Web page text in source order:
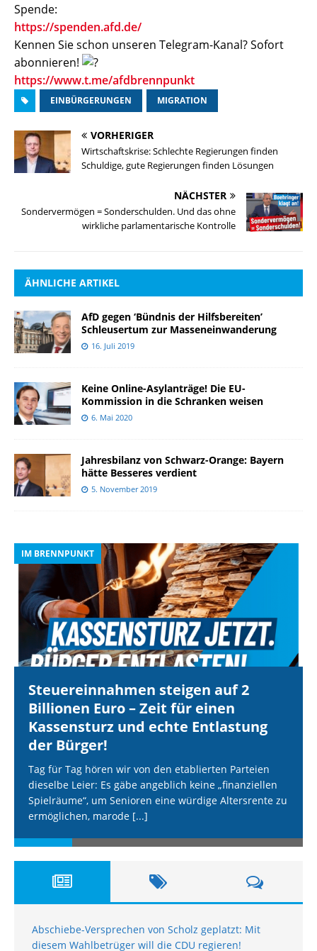
Spende:
https://spenden.afd.de/
Kennen Sie schon unseren Telegram-Kanal? Sofort
abonnieren!
https://www.t.me/afdbrennpunkt
EINBÜRGERUNGEN MIGRATION
VORHERIGER
Wirtschaftskrise: Schlechte Regierungen finden
Schuldige, gute Regierungen finden Lösungen
NÄCHSTER
Sondervermögen = Sonderschulden. Und das ohne
wirkliche parlamentarische Kontrolle
ÄHNLICHE ARTIKEL
AfD gegen ‘Bündnis der Hilfsbereiten’
Schleusertum zur Masseneinwanderung
16. Juli 2019
Keine Online-Asylanträge! Die EU-
Kommission in die Schranken weisen
6. Mai 2020
Jahresbilanz von Schwarz-Orange: Bayern
hätte Besseres verdient
5. November 2019
IM BRENNPUNKT
Steuereinnahmen steigen auf 2
Billionen Euro – Zeit für einen
Kassensturz und echte Entlastung
der Bürger!
Tag für Tag hören wir von den etablierten Parteien
dieselbe Leier: Es gäbe angeblich keine „finanziellen
Spielräume“, um Senioren eine würdige Altersrente zu
ermöglichen, marode [...]
Abschiebe-Versprechen von Scholz geplatzt: Mit
diesem Wahlbetrüger will die CDU regieren!